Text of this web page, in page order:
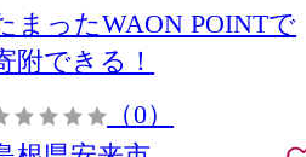
まったWAON POINTで
附できる！
（0）